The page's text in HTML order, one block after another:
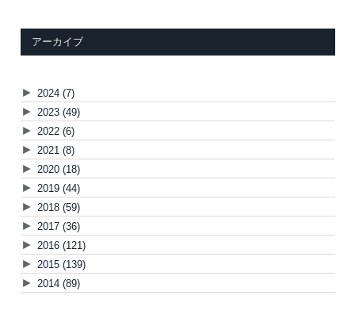
アーカイブ
► 2024 (7)
► 2023 (49)
► 2022 (6)
► 2021 (8)
► 2020 (18)
► 2019 (44)
► 2018 (59)
► 2017 (36)
► 2016 (121)
► 2015 (139)
► 2014 (89)